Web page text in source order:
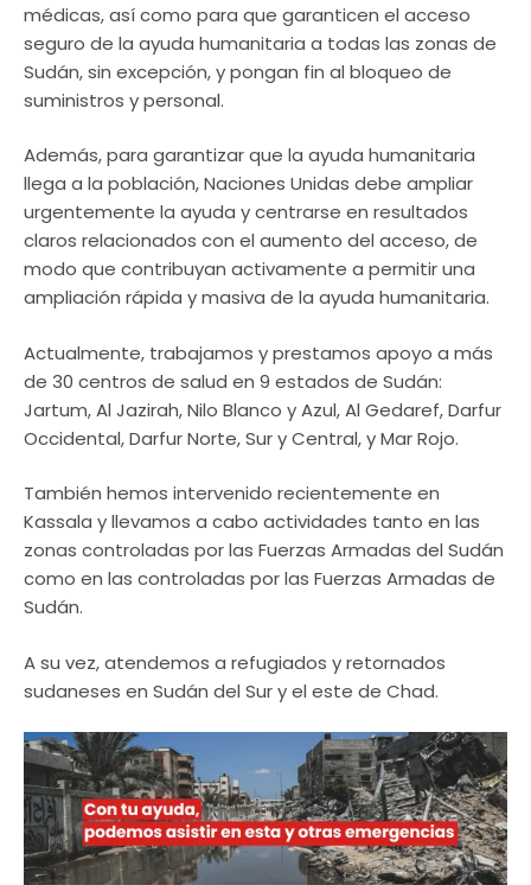
médicas, así como para que garanticen el acceso
seguro de la ayuda humanitaria a todas las zonas de
Sudán, sin excepción, y pongan fin al bloqueo de
suministros y personal.
Además, para garantizar que la ayuda humanitaria
llega a la población, Naciones Unidas debe ampliar
urgentemente la ayuda y centrarse en resultados
claros relacionados con el aumento del acceso, de
modo que contribuyan activamente a permitir una
ampliación rápida y masiva de la ayuda humanitaria.
Actualmente, trabajamos y prestamos apoyo a más
de 30 centros de salud en 9 estados de Sudán:
Jartum, Al Jazirah, Nilo Blanco y Azul, Al Gedaref, Darfur
Occidental, Darfur Norte, Sur y Central, y Mar Rojo.
También hemos intervenido recientemente en
Kassala y llevamos a cabo actividades tanto en las
zonas controladas por las Fuerzas Armadas del Sudán
como en las controladas por las Fuerzas Armadas de
Sudán.
A su vez, atendemos a refugiados y retornados
sudaneses en Sudán del Sur y el este de Chad.